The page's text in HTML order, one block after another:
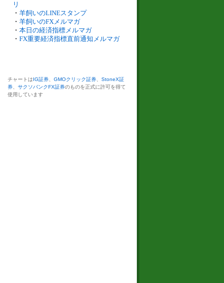
リ
・ 羊飼いのLINEスタンプ
・ 羊飼いのFXメルマガ
・ 本日の経済指標メルマガ
・ FX重要経済指標直前通知メルマガ
チャートはIG証券 GMOクリック証券
StoneX証
券
サクソバンクFX証券のものを正式に許可を得て
使用しています